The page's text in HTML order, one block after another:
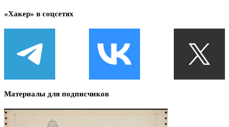
«Хакер» в соцсетях
Материалы для подписчиков